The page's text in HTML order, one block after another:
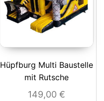
Hüpfburg Multi Baustelle
mit Rutsche
149,00€